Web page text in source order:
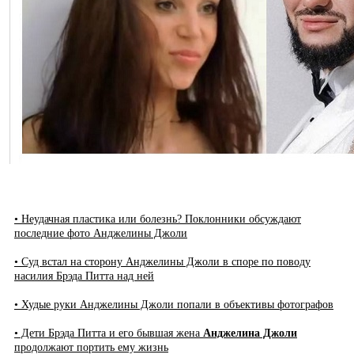
• Неудачная пластика или болезнь? Поклонники обсуждают
последние фото Анджелины Джоли
• Суд встал на сторону Анджелины Джоли в споре по поводу
насилия Брэда Питта над ней
• Худые руки Анджелины Джоли попали в объективы фотографов
• Дети Брэда Питта и его бывшая жена Анджелина Джоли
продолжают портить ему жизнь